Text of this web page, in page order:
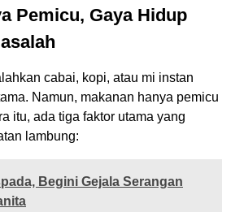
Pemicu, Gaya Hidup
cabai, kopi, atau mi instan
Namun, makanan hanya pemicu
itu, ada tiga faktor utama yang
lambung:
Begini Gejala Serangan